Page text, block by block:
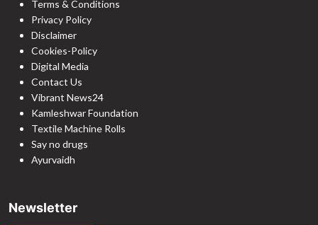
Terms & Conditions
Privacy Policy
Disclaimer
Cookies-Policy
Digital Media
Contact Us
Vibrant News24
Kamleshwar Foundation
Textile Machine Rolls
Say no drugs
Ayurvaidh
Newsletter